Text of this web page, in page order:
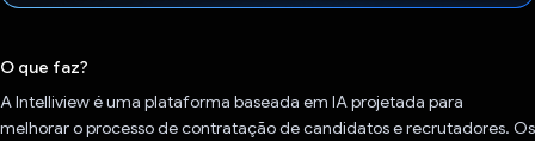
O que faz?
A Intelliview é uma plataforma baseada em IA projetada para
melhorar o processo de contratação de candidatos e recrutadores. Os